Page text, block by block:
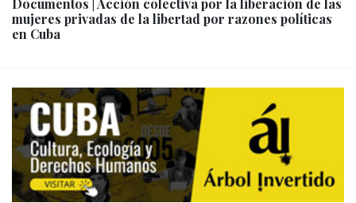
Documentos | Acción colectiva por la liberación de las
mujeres privadas de la libertad por razones políticas
en Cuba